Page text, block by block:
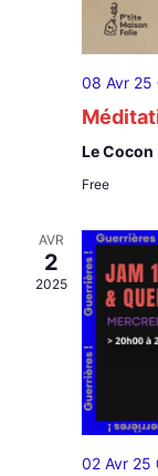
08 Avr 25
Le Cocon
Free
AVR
2
2025
02 Avr 25